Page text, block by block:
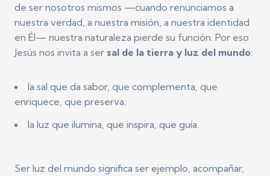
de ser nosotros mismos —cuando renunciamos a
nuestra verdad, a nuestra misión, a nuestra identidad
en Él— nuestra naturaleza pierde su función. Por eso
Jesús nos invita a ser sal de la tierra y luz del mundo:
la sal que da sabor, que complementa, que
enriquece, que preserva;
la luz que ilumina, que inspira, que guía.
Ser luz del mundo significa ser ejemplo, acompañar,